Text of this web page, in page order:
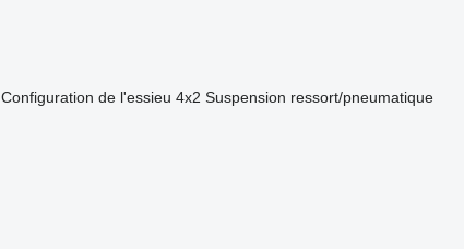
Configuration de l'essieu 4x2 Suspension ressort/pneumatique